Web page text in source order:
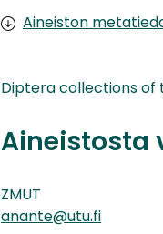
Aineiston
Diptera collections of
Aineistosta
ZMUT
anante@utu.fi